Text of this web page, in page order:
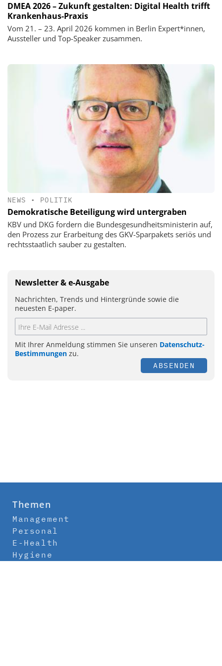
DMEA 2026 – Zukunft gestalten: Digital Health trifft
Krankenhaus-Praxis
Vom 21. – 23. April 2026 kommen in Berlin Expert*innen,
Aussteller und Top-Speaker zusammen.
NEWS • POLITIK
Demokratische Beteiligung wird untergraben
KBV und DKG fordern die Bundesgesundheitsministerin auf,
den Prozess zur Erarbeitung des GKV-Sparpakets seriös und
rechtsstaatlich sauber zu gestalten.
Newsletter & e-Ausgabe
Nachrichten, Trends und Hintergründe sowie die
neuesten E-paper.
Mit Ihrer Anmeldung stimmen Sie unseren Datenschutz-
Bestimmungen zu.
ABSENDEN
Themen
Management
Personal
E-Health
Hygiene